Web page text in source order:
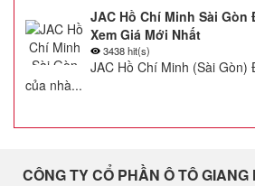
JAC Hồ Chí Minh Sài Gòn
Xem Giá Mới Nhất
3438 hit(s)
JAC Hồ Chí Minh (Sài Gòn)
của nhà...
CÔNG TY CỔ PHẦN Ô TÔ GIANG